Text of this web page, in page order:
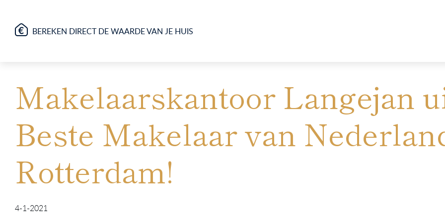
BEREKEN DIRECT DE WAARDE VAN JE HUIS
Makelaarskantoor Langejan
Beste Makelaar van
Rotterdam!
4-1-2021